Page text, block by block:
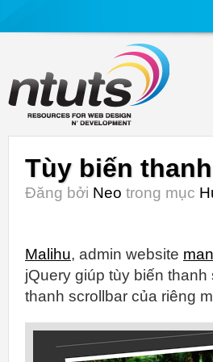
Tùy biến
Đăng bởi Neo trong mục
Malihu, admin website
jQuery giúp tùy biến
thanh scrollbar của riêng